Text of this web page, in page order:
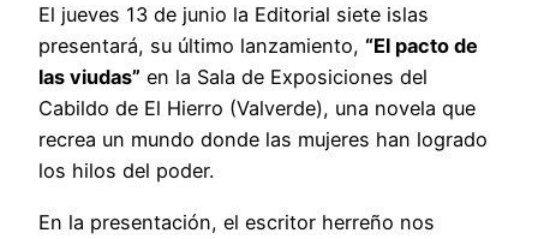
El jueves 13 de junio la Editorial siete islas
presentará, su último lanzamiento, “El pacto de
las viudas” en la Sala de Exposiciones del
Cabildo de El Hierro (Valverde), una novela que
recrea un mundo donde las mujeres han logrado
los hilos del poder.
En la presentación, el escritor herreño nos